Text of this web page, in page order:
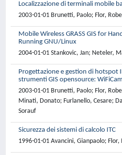
Localizzazione di terminali mobile
2003-01-01 Brunetti, Paolo; Flor,
Mobile Wireless GRASS GIS for
Running GNU/Linux
2004-01-01 Stankovic, Jan; Neteler,
Progettazione e gestion di hotspot
strumenti GIS opensource:
2003-01-01 Brunetti, Paolo; Flor,
Minati, Donato; Furlanello, Cesare;
Sorauf
Sicurezza dei sistemi di calcolo ITC
1996-01-01 Avancini, Gianpaolo; Flor,